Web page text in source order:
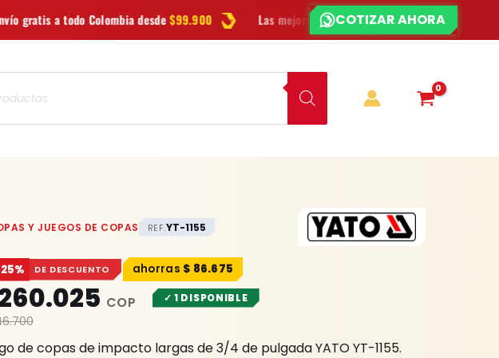
desde$99.900 Las mejores marcas en herramientas Ofertasy novedades
¿CHATEAMOS?
¿DUDAS?
Y JUEGOS DE COPAS REF.YT-1155
DE DESCUENTO $ 86.675
✓ 1 DISPONIBLE
de copas de impacto largas de 3/4 de pulgada YATO YT-1155.